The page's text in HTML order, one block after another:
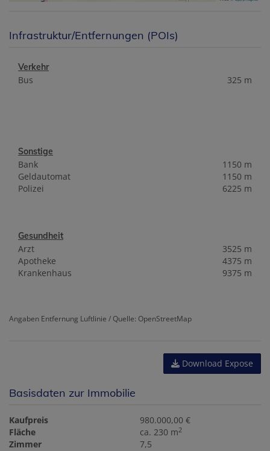
Infrastruktur/Entfernungen (POIs)
Verkehr
Bus 325 m
Sonstige
Bank
1150 m
Geldautomat
1150 m
Polizei
6225 m
Gesundheit
Arzt
3525 m
Apotheke
4375 m
Krankenhaus
9375 m
Angaben Entfernung Luftlinie / Quelle: OpenStreetMap
Download Expose
Basisdaten zur Immobilie
Kaufpreis
980.000,00 €
Fläche
ca. 230 m2
Zimmer 7,5